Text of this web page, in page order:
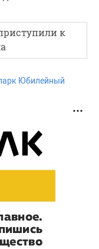
к
Юбилейный